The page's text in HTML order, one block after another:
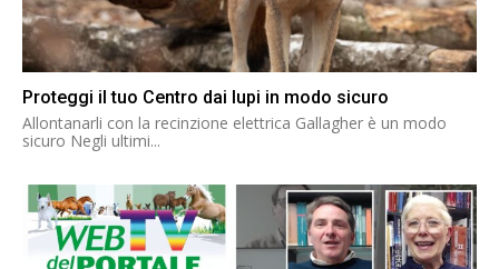
Proteggi il tuo Centro dai lupi in modo sicuro
Allontanarli con la recinzione elettrica Gallagher è un modo
sicuro Negli ultimi...